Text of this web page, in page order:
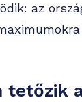
az
tetőzik